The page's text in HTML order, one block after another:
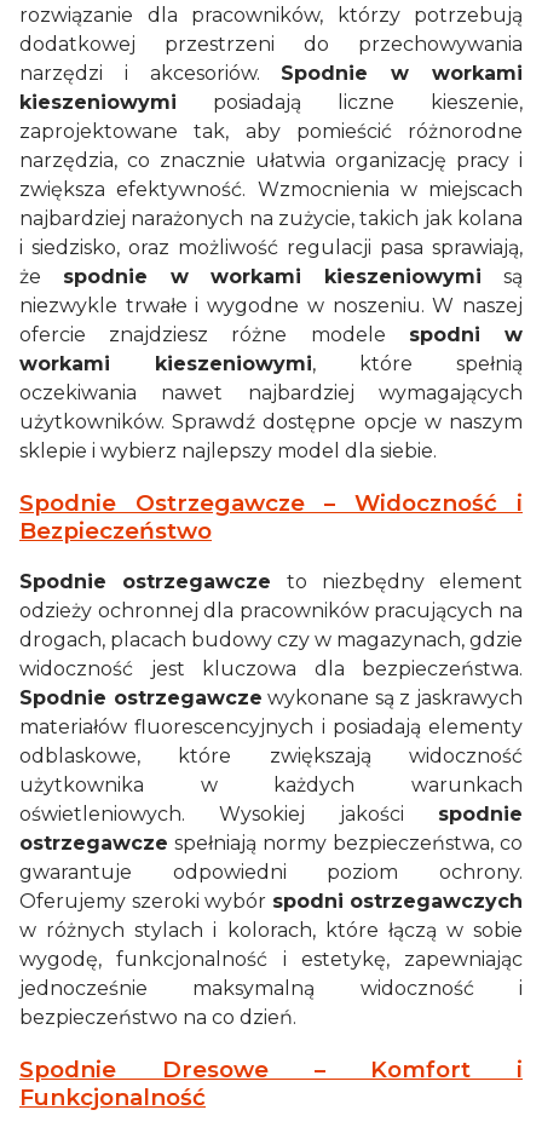
rozwiązanie dla pracowników, którzy potrzebują
dodatkowej przestrzeni do przechowywania
narzędzi i akcesoriów. Spodnie w workami
kieszeniowymi posiadają liczne kieszenie,
zaprojektowane tak, aby pomieścić różnorodne
narzędzia, co znacznie ułatwia organizację pracy i
zwiększa efektywność. Wzmocnienia w miejscach
najbardziej narażonych na zużycie, takich jak kolana
i siedzisko, oraz możliwość regulacji pasa sprawiają,
że spodnie w workami kieszeniowymi są
niezwykle trwałe i wygodne w noszeniu. W naszej
ofercie znajdziesz różne modele spodni w
workami kieszeniowymi, które spełnią
oczekiwania nawet najbardziej wymagających
użytkowników. Sprawdź dostępne opcje w naszym
sklepie i wybierz najlepszy model dla siebie.
Spodnie Ostrzegawcze – Widoczność i
Bezpieczeństwo
Spodnie ostrzegawcze to niezbędny element
odzieży ochronnej dla pracowników pracujących na
drogach, placach budowy czy w magazynach, gdzie
widoczność jest kluczowa dla bezpieczeństwa.
Spodnie ostrzegawcze wykonane są z jaskrawych
materiałów fluorescencyjnych i posiadają elementy
odblaskowe, które zwiększają widoczność
użytkownika w każdych warunkach
oświetleniowych. Wysokiej jakości spodnie
ostrzegawcze spełniają normy bezpieczeństwa, co
gwarantuje odpowiedni poziom ochrony.
Oferujemy szeroki wybór spodni ostrzegawczych
w różnych stylach i kolorach, które łączą w sobie
wygodę, funkcjonalność i estetykę, zapewniając
jednocześnie maksymalną widoczność i
bezpieczeństwo na co dzień.
Spodnie Dresowe – Komfort i
Funkcjonalność